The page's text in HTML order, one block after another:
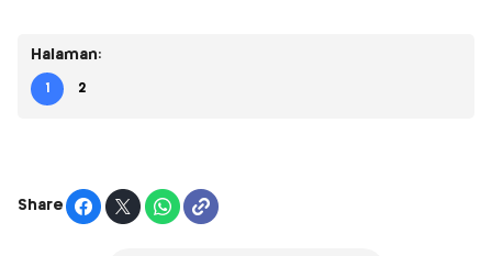
Halaman:
1 2
Share